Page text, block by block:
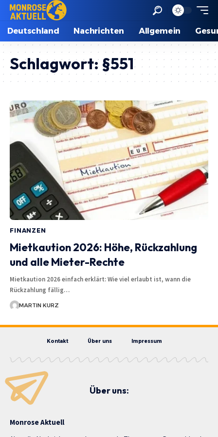
Deutschland Nachrichten Allgemein
Schlagwort: §551
FINANZEN
Mietkaution 2026: Höhe, Rückzahlung
und alle Mieter-Rechte
Mietkaution 2026 einfach erklärt: Wie viel erlaubt ist, wann die
Rückzahlung fällig…
MARTIN KURZ
Kontakt Über uns Impressum
Über uns:
Monrose Aktuell